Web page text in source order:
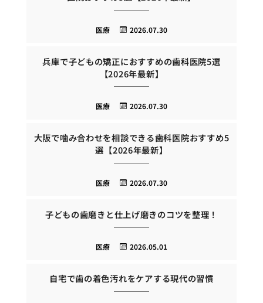
2026.07.30
医療
兵庫で子どもの矯正におすすめの歯科医院5選
【2026年最新】
2026.07.30
医療
大阪で噛み合わせを相談できる歯科医院おすすめ5
選【2026年最新】
2026.07.30
医療
子どもの歯磨きと仕上げ磨きのコツを整理！
2026.05.01
医療
自宅で歯の着色汚れをケアする現代の習慣